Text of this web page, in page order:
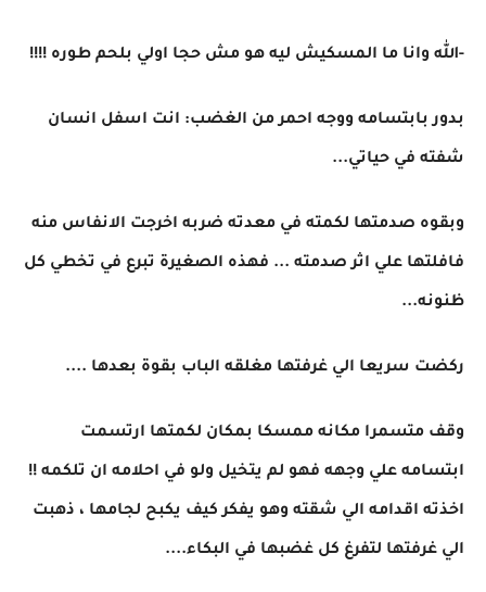
-الله وانا ما المسكيش ليه هو مش حجا اولي بلحم طوره !!!!
بدور بابتسامه ووجه احمر من الغضب: انت اسفل انسان
شفته في حياتي...
وبقوه صدمتها لكمته في معدته ضربه اخرجت الانفاس منه
فافلتها علي اثر صدمته ... فهذه الصغيرة تبرع في تخطي كل
ظنونه...
ركضت سريعا الي غرفتها مغلقه الباب بقوة بعدها ....
وقف متسمرا مكانه ممسكا بمكان لكمتها ارتسمت
ابتسامه علي وجهه فهو لم يتخيل ولو في احلامه ان تلكمه !!
اخذته اقدامه الي شقته وهو يفكر كيف يكبح لجامها ، ذهبت
الي غرفتها لتفرغ كل غضبها في البكاء....